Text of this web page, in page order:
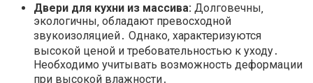
Двери для кухни из массива: Долговечны‚
экологичны‚ обладают превосходной
звукоизоляцией․ Однако‚ характеризуются
высокой ценой и требовательностью к уходу․
Необходимо учитывать возможность деформации
при высокой влажности․